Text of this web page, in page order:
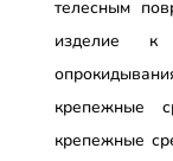
телесным
изделие к
крепежные
крепежные